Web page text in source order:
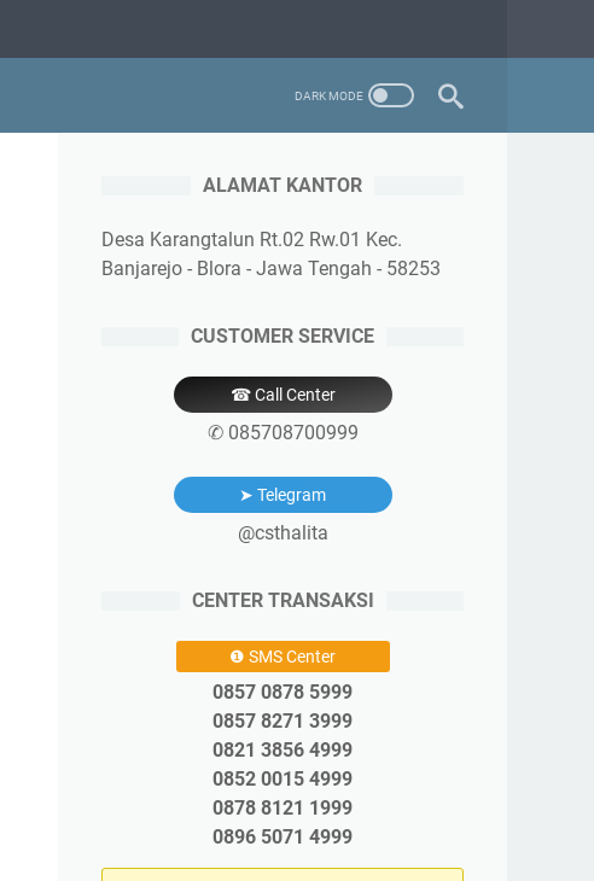
ALAMAT KANTOR
Desa Karangtalun Rt.02 Rw.01 Kec.
Banjarejo - Blora - Jawa Tengah - 58253
CUSTOMER SERVICE
☎ Call Center
✆ 085708700999
➤ Telegram
@csthalita
CENTER TRANSAKSI
❶ SMS Center
0857 0878 5999
0857 8271 3999
0821 3856 4999
0852 0015 4999
0878 8121 1999
0896 5071 4999